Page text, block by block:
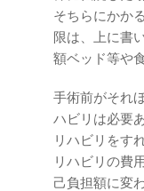
そちらにかか
限は、上に書
額ベッド等や
手術前がそれ
ハビリは必要
リハビリをす
リハビリの費
己負担額に変